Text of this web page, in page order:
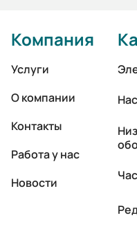
Компания
Услуги
О компании
Контакты
Работа у нас
Новости